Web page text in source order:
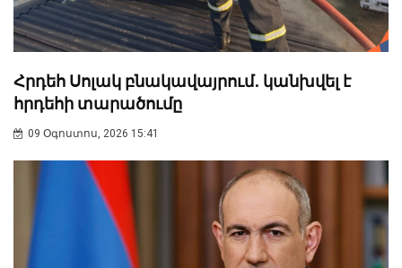
Հրդեհ Սոլակ բնակավայրում․ կանխվել է
հրդեհի տարածումը
09 Օգոստոս, 2026 15:41